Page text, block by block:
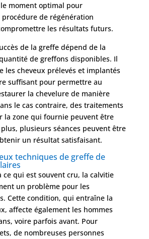
le moment optimal pour
de régénération
les résultats futurs.
de la greffe dépend de la
de greffons disponibles. Il
les cheveux prélevés et implantés
suffisant pour permettre au
la chevelure de manière
le cas contraire, des traitements
la zone qui fournie peuvent être
plus, plusieurs séances peuvent être
un résultat satisfaisant.
techniques de greffe de
ce qui est souvent cru, la calvitie
un problème pour les
Cette condition, qui entraîne la
affecte également les hommes
voire parfois avant. Pour
de nombreuses personnes